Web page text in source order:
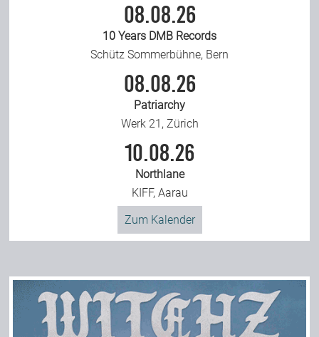
08.08.26
10 Years DMB Records
Schütz Sommerbühne, Bern
08.08.26
Patriarchy
Werk 21, Zürich
10.08.26
Northlane
KIFF, Aarau
Zum Kalender